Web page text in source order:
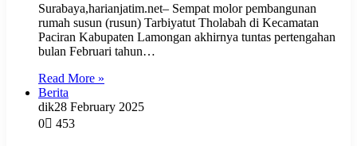
Surabaya,harianjatim.net– Sempat molor pembangunan
rumah susun (rusun) Tarbiyatut Tholabah di Kecamatan
Paciran Kabupaten Lamongan akhirnya tuntas pertengahan
bulan Februari tahun…
Read More »
Berita
dik28 February 2025
0
453